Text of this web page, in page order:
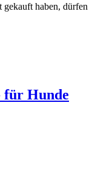
gekauft haben, dürfen
Hunde